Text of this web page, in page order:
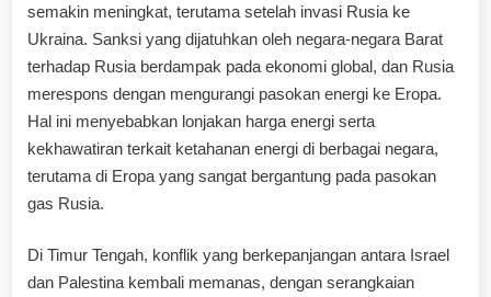
semakin meningkat, terutama setelah invasi Rusia ke
Ukraina. Sanksi yang dijatuhkan oleh negara-negara Barat
terhadap Rusia berdampak pada ekonomi global, dan Rusia
merespons dengan mengurangi pasokan energi ke Eropa.
Hal ini menyebabkan lonjakan harga energi serta
kekhawatiran terkait ketahanan energi di berbagai negara,
terutama di Eropa yang sangat bergantung pada pasokan
gas Rusia.
Di Timur Tengah, konflik yang berkepanjangan antara Israel
dan Palestina kembali memanas, dengan serangkaian